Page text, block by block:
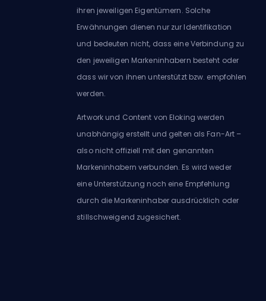
ihren jeweiligen Eigentümern. Solche
Erwähnungen dienen nur zur Identifikation
und bedeuten nicht, dass eine Verbindung zu
den jeweiligen Markeninhabern besteht oder
dass wir von ihnen unterstützt bzw. empfohlen
werden.
Artwork und Content von Eloking werden
unabhängig erstellt und gelten als Fan-Art –
also nicht offiziell mit den genannten
Markeninhabern verbunden. Es wird weder
eine Unterstützung noch eine Empfehlung
durch die Markeninhaber ausdrücklich oder
stillschweigend zugesichert.